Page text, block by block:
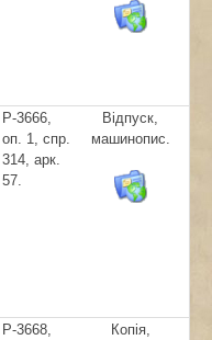
Р-3666,
оп. 1, спр.
314, арк.
57.
Відпуск,
машинопис.
Р-3668,
Копія,